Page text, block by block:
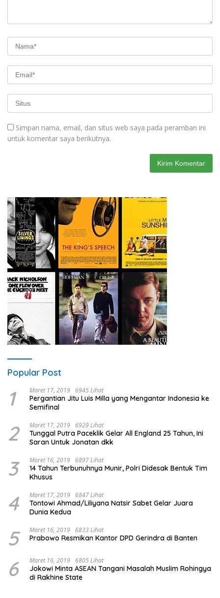
Simpan nama, email, dan situs web saya pada peramban ini
untuk komentar saya berikutnya.
Popular Post
1 Maret 17, 2019 6945 Lihat
Pergantian Jitu Luis Milla yang Mengantar Indonesia ke
Semifinal
2 Maret 17, 2019 6929 Lihat
Tunggal Putra Paceklik Gelar All England 25 Tahun, Ini
Saran Untuk Jonatan dkk
3 Maret 16, 2019 6897 Lihat
14 Tahun Terbunuhnya Munir, Polri Didesak Bentuk Tim
Khusus
4 Maret 17, 2019 6847 Lihat
Tontowi Ahmad/Liliyana Natsir Sabet Gelar Juara
Dunia Kedua
5 Maret 16, 2019 6833 Lihat
Prabowo Resmikan Kantor DPD Gerindra di Banten
6 Maret 16, 2019 6805 Lihat
Jokowi Minta ASEAN Tangani Masalah Muslim Rohingya
di Rakhine State